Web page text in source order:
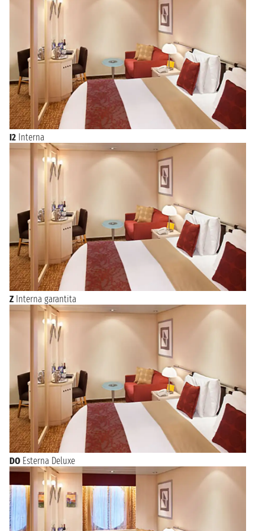
I2 Interna
Z Interna garantita
DO Esterna Deluxe